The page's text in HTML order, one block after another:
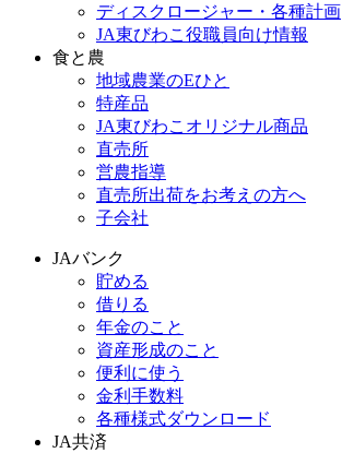
ディスクロージャー・各種計画
JA東びわこ役職員向け情報
食と農
地域農業のEひと
特産品
JA東びわこオリジナル商品
直売所
営農指導
直売所出荷をお考えの方へ
子会社
JAバンク
貯める
借りる
年金のこと
資産形成のこと
便利に使う
金利手数料
各種様式ダウンロード
JA共済